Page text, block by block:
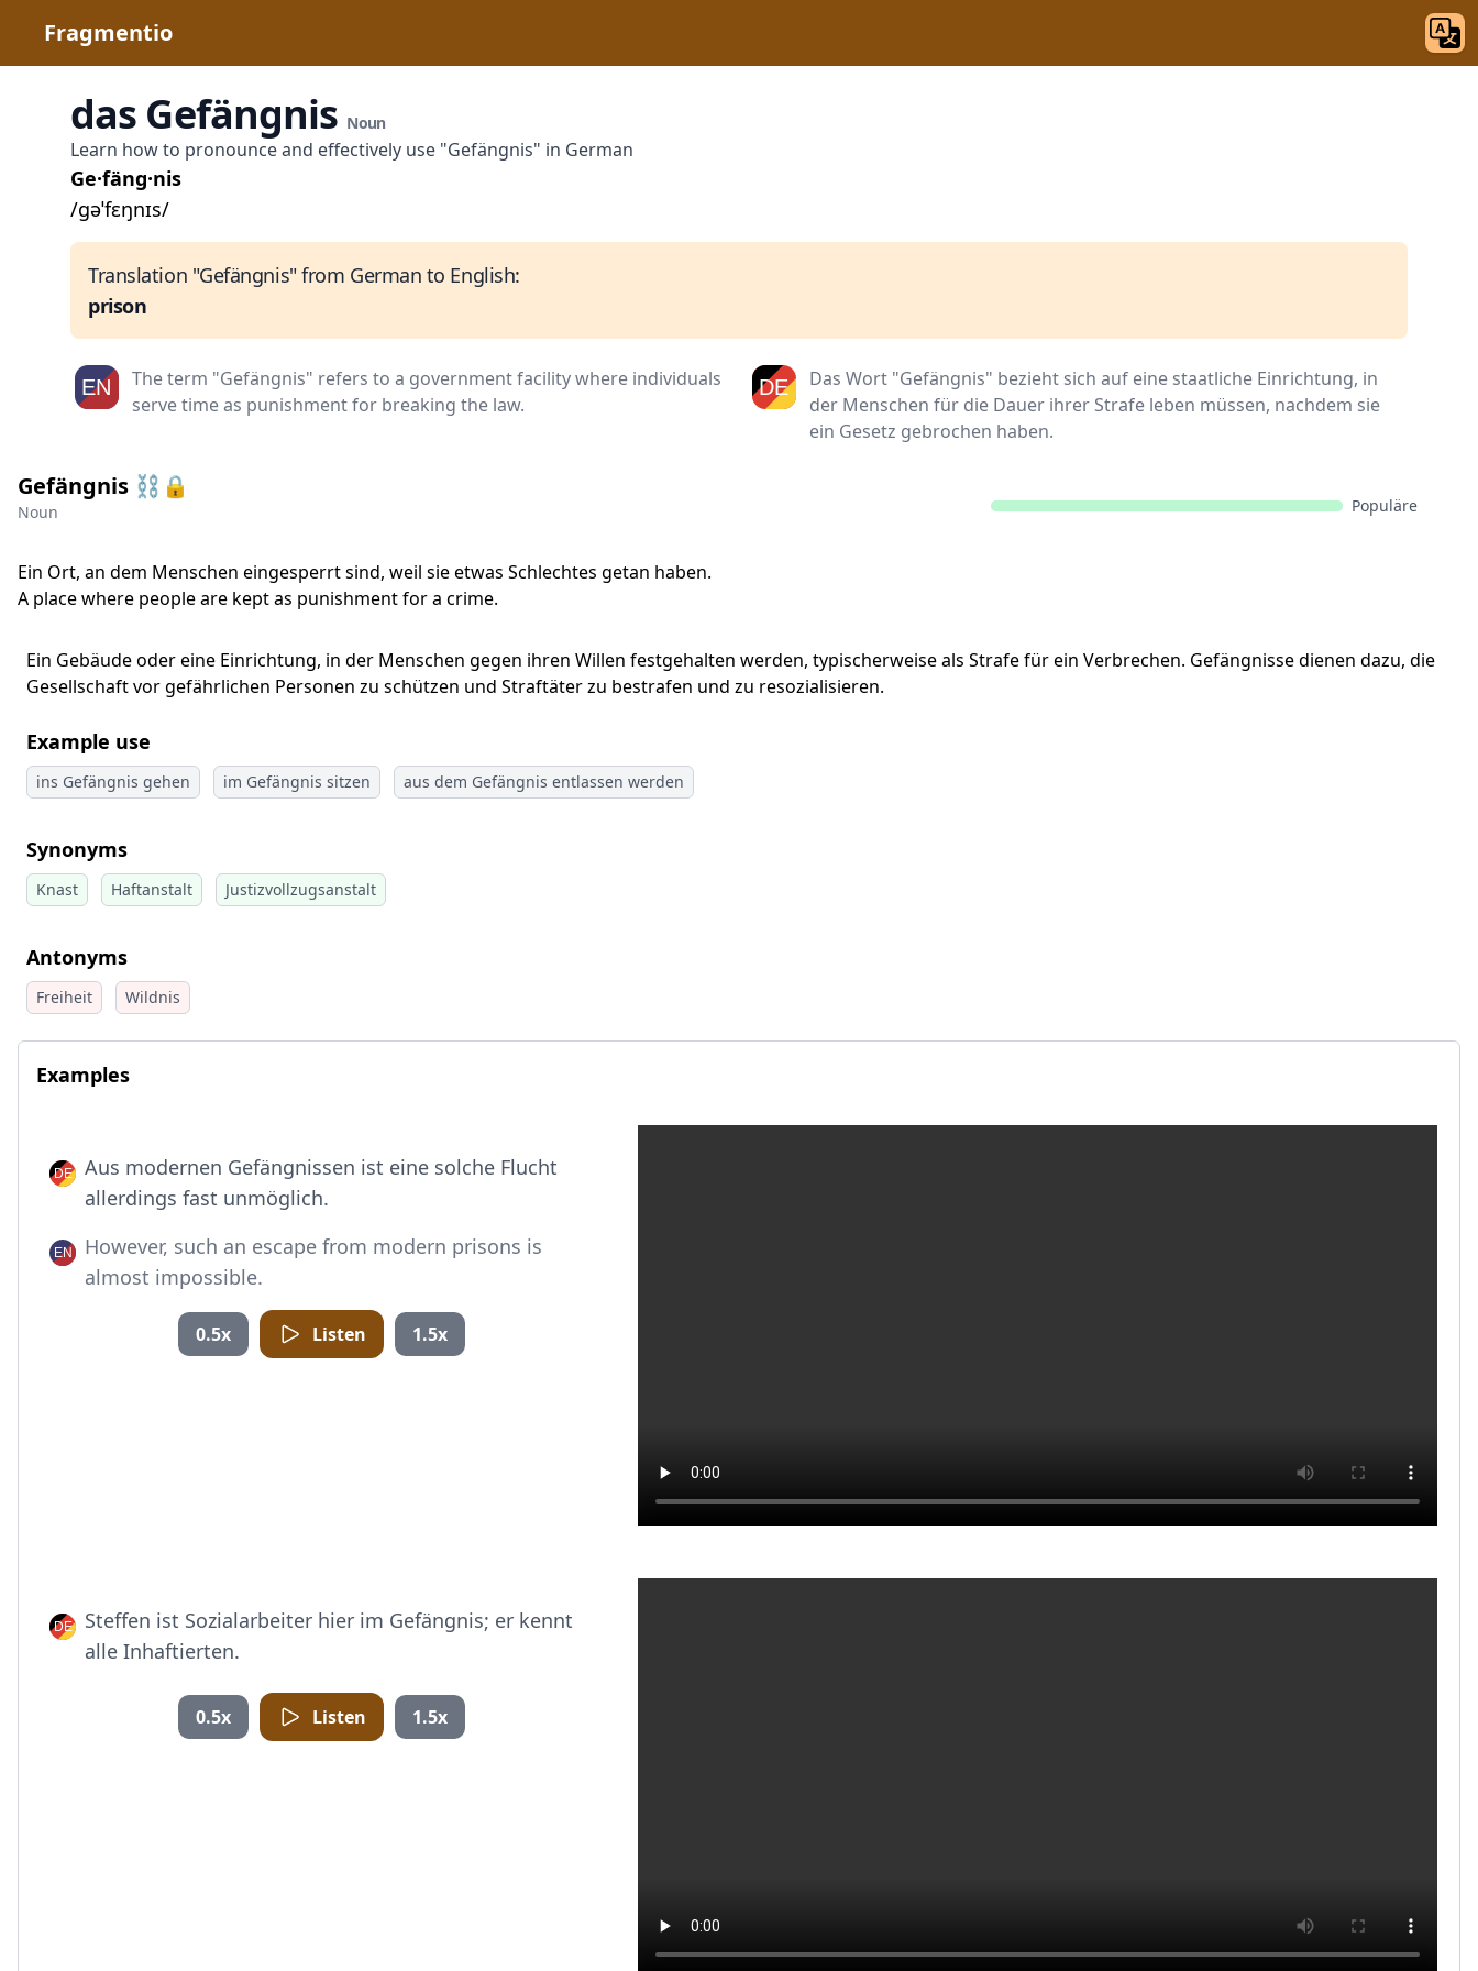
Fragmentio
das Gefängnis Noun
Learn how to pronounce and effectively use "Gefängnis" in German
Ge·fäng·nis
/ɡəˈfɛŋnɪs/
Translation "Gefängnis" from German to English:
prison
The term "Gefängnis" refers to a government facility where individuals
serve time as punishment for breaking the law.
Das Wort "Gefängnis" bezieht sich auf eine staatliche Einrichtung, in
der Menschen für die Dauer ihrer Strafe leben müssen, nachdem sie
ein Gesetz gebrochen haben.
Gefängnis ⛓️🔒
Noun Populäre
Ein Ort, an dem Menschen eingesperrt sind, weil sie etwas Schlechtes getan haben.
A place where people are kept as punishment for a crime.
Ein Gebäude oder eine Einrichtung, in der Menschen gegen ihren Willen festgehalten werden, typischerweise als Strafe für ein Verbrechen. Gefängnisse dienen dazu, die
Gesellschaft vor gefährlichen Personen zu schützen und Straftäter zu bestrafen und zu resozialisieren.
Example use
ins Gefängnis gehen im Gefängnis sitzen aus dem Gefängnis entlassen werden
Synonyms
Knast Haftanstalt Justizvollzugsanstalt
Antonyms
Freiheit Wildnis
Examples
Aus modernen Gefängnissen ist eine solche Flucht
allerdings fast unmöglich.
However, such an escape from modern prisons is
almost impossible.
0.5x Listen 1.5x
Steffen ist Sozialarbeiter hier im Gefängnis; er kennt
alle Inhaftierten.
0.5x Listen 1.5x